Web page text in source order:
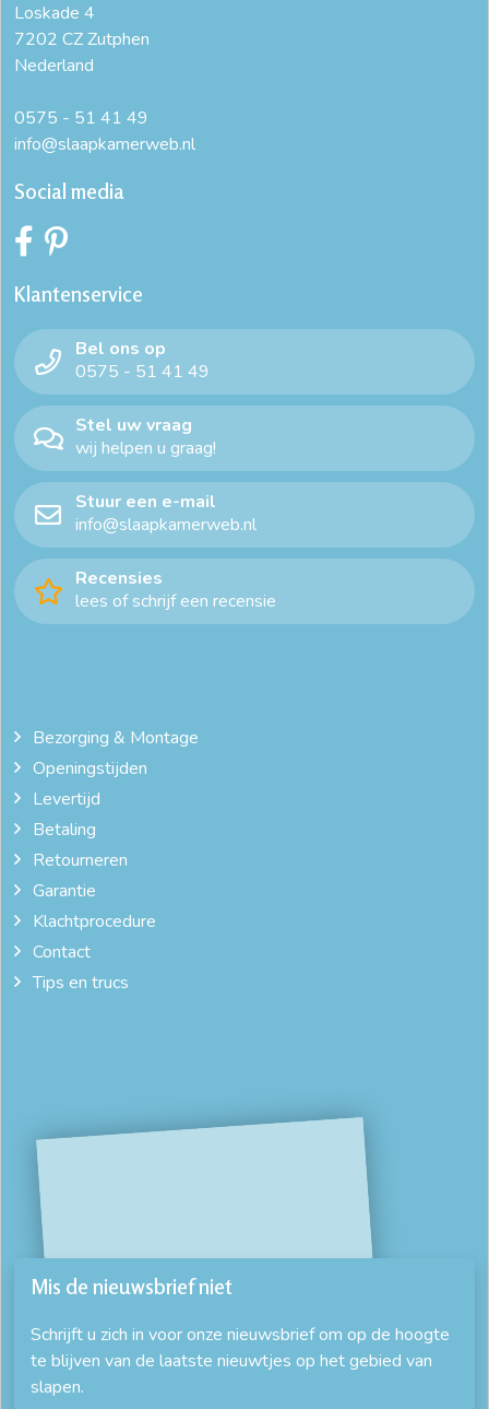
Loskade 4
7202 CZ Zutphen
Nederland
0575 - 51 41 49
info@slaapkamerweb.nl
Social media
Klantenservice
Bel ons op
0575 - 51 41 49
Stel uw vraag
wij helpen u graag!
Stuur een e-mail
info@slaapkamerweb.nl
Recensies
lees of schrijf een recensie
Bezorging & Montage
Openingstijden
Levertijd
Betaling
Retourneren
Garantie
Klachtprocedure
Contact
Tips en trucs
Mis de nieuwsbrief niet
Schrijft u zich in voor onze nieuwsbrief om op de hoogte
te blijven van de laatste nieuwtjes op het gebied van
slapen.